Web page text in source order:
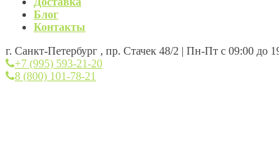
Блог
Контакты
г. Санкт-Петербург , пр. Стачек 48/2 | Пн-Пт с 09:00 до
+7 (995) 593-21-20
8 (800) 101-78-21